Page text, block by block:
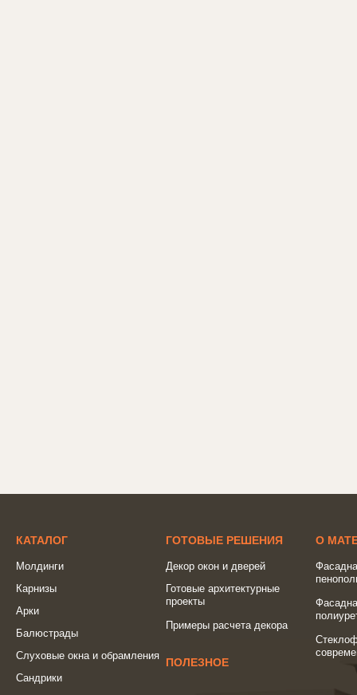
КАТАЛОГ
Молдинги
Карнизы
Арки
Балюстрады
Слуховые окна и обрамления
Сандрики
ГОТОВЫЕ РЕШЕНИЯ
Декор окон и дверей
Готовые архитектурные
проекты
Примеры расчета декора
ПОЛЕЗНОЕ
О